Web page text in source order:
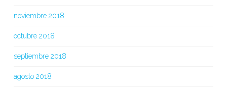
noviembre 2018
octubre 2018
septiembre 2018
agosto 2018